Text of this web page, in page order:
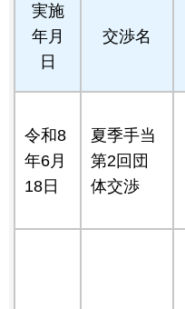
実施
年月
日
交渉名
令和8
年6月
18日
夏季手当
第2回団
体交渉